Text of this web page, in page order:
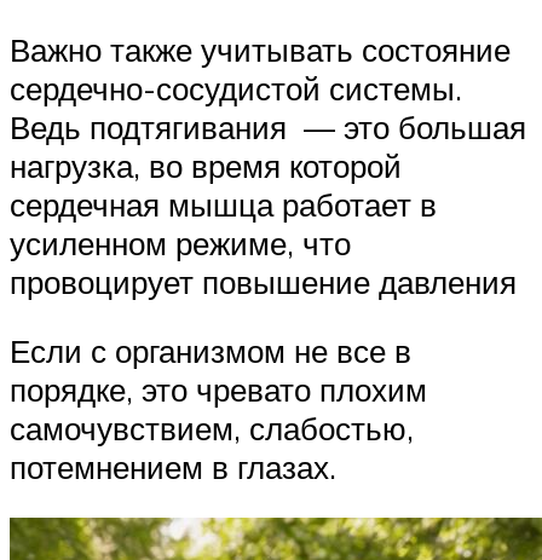
Важно также учитывать состояние
сердечно-сосудистой системы.
Ведь подтягивания — это большая
нагрузка, во время которой
сердечная мышца работает в
усиленном режиме, что
провоцирует повышение давления
Если с организмом не все в
порядке, это чревато плохим
самочувствием, слабостью,
потемнением в глазах.